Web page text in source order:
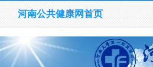
河南公共健康网首页